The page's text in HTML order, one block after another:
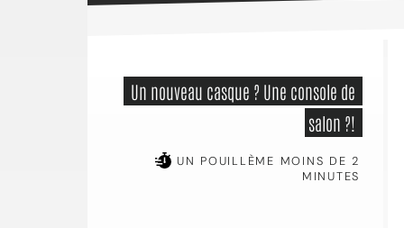
salon ?!
UN POUILLÈME MOINS DE 2
MINUTES